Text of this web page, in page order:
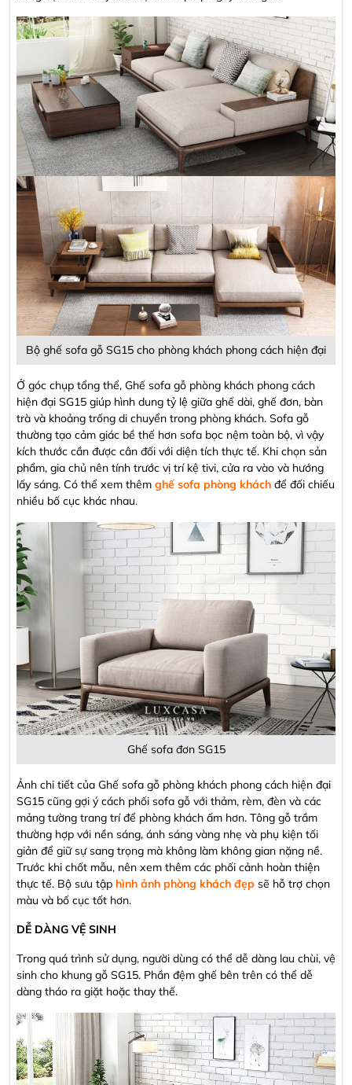
Bộ ghế sofa gỗ SG15 cho phòng khách phong cách hiện đại
Ở góc chụp tổng thể, Ghế sofa gỗ phòng khách phong cách
hiện đại SG15 giúp hình dung tỷ lệ giữa ghế dài, ghế đơn, bàn
trà và khoảng trống di chuyển trong phòng khách. Sofa gỗ
thường tạo cảm giác bề thế hơn sofa bọc nệm toàn bộ, vì vậy
kích thước cần được cân đối với diện tích thực tế. Khi chọn sản
phẩm, gia chủ nên tính trước vị trí kệ tivi, cửa ra vào và hướng
lấy sáng. Có thể xem thêm ghế sofa phòng khách để đối chiếu
nhiều bố cục khác nhau.
Ghế sofa đơn SG15
Ảnh chi tiết của Ghế sofa gỗ phòng khách phong cách hiện đại
SG15 cũng gợi ý cách phối sofa gỗ với thảm, rèm, đèn và các
mảng tường trang trí để phòng khách ấm hơn. Tông gỗ trầm
thường hợp với nền sáng, ánh sáng vàng nhẹ và phụ kiện tối
giản để giữ sự sang trọng mà không làm không gian nặng nề.
Trước khi chốt mẫu, nên xem thêm các phối cảnh hoàn thiện
thực tế. Bộ sưu tập hình ảnh phòng khách đẹp sẽ hỗ trợ chọn
màu và bố cục tốt hơn.
DỄ DÀNG VỆ SINH
Trong quá trình sử dụng, người dùng có thể dễ dàng lau chùi, vệ
sinh cho khung gỗ SG15. Phần đệm ghế bên trên có thể dễ
dàng tháo ra giặt hoặc thay thế.